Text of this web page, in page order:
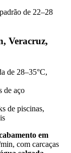
de 22–28
Veracruz,
de 28–35°C,
de aço
de piscinas,
em
com carcaças